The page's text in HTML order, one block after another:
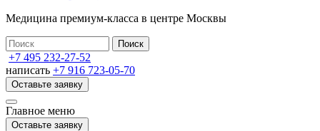
Медицина премиум-класса в центре Москвы
+7 495 232-27-52
написать +7 916 723-05-70
Оставьте заявку
Главное меню
Оставьте заявку